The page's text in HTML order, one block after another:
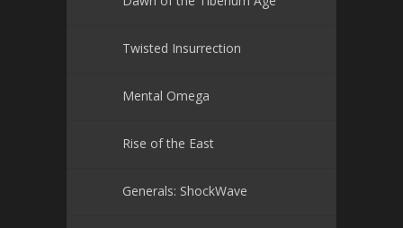
Twisted Insurrection
Mental Omega
Rise of the East
Generals: ShockWave